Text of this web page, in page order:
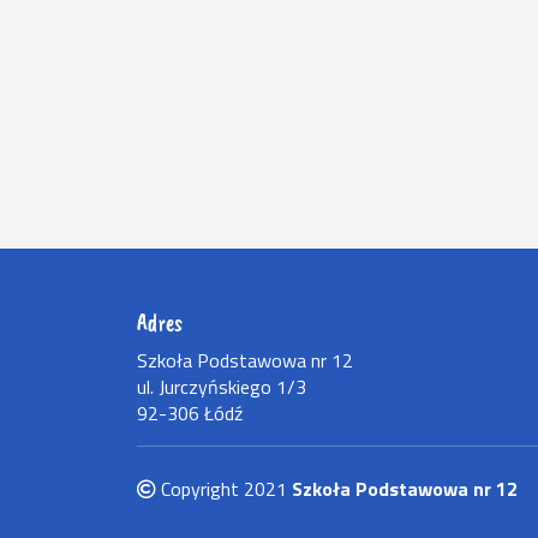
Adres
Szkoła Podstawowa nr 12
ul. Jurczyńskiego 1/3
92-306 Łódź
Copyright 2021 Szkoła Podstawowa nr 12